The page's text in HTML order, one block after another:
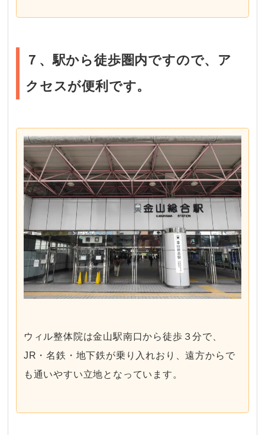
７、駅から徒歩圏内ですので、ア
クセスが便利です。
ウィル整体院は金山駅南口から徒歩３分で、
JR・名鉄・地下鉄が乗り入れおり、遠方からで
も通いやすい立地となっています。